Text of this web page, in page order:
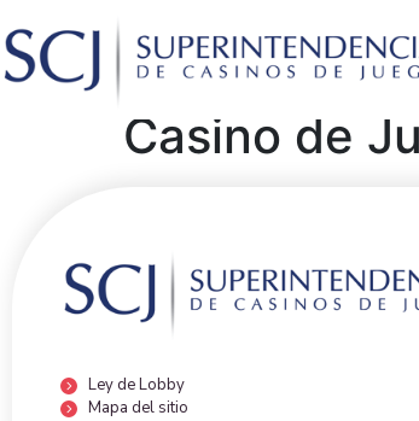
Casino de
Ley de Lobby
Mapa del sitio